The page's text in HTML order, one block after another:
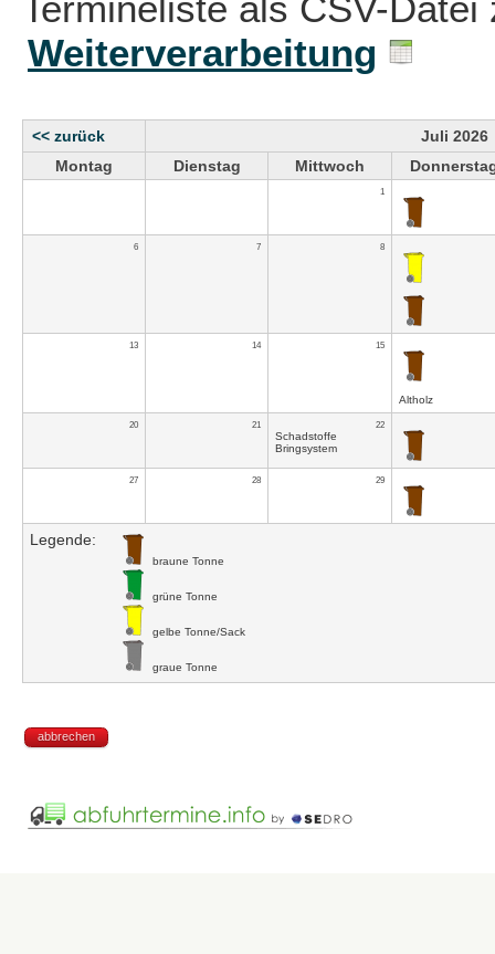
Weiterverarbeitung
<< zurück
Juli 2026
Montag
Dienstag Mittwoch
1
6 7 8
13 14 15
Altholz
20 21 22
Schadstoffe
Bringsystem
27 28 29
Legende:
braune Tonne
grüne Tonne
gelbe Tonne/Sack
graue Tonne
abbrechen